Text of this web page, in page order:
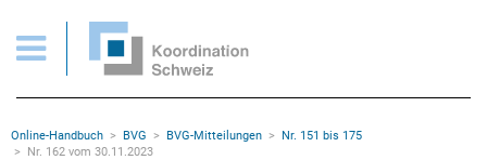
Wichtige Seiten
Home
Inhalt
Sitemap
Rootline Navigation
Online-Handbuch BVG BVG-Mitteilungen
Nr. 151 bis 175
Nr. 162 vom 30.11.2023